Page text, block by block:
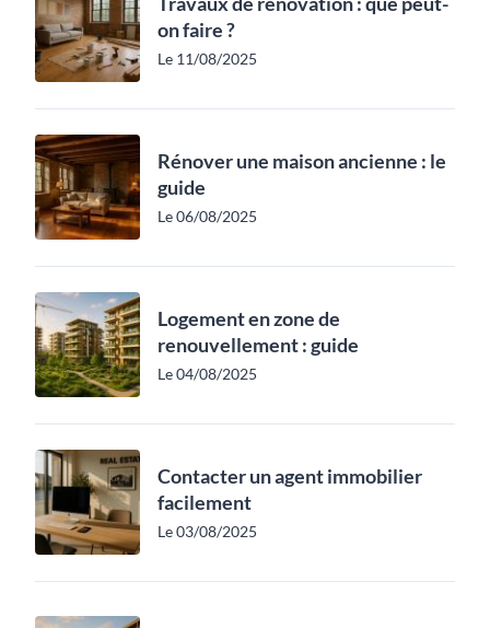
on faire ?
Le 11/08/2025
Rénover une maison ancienne : le
guide
Le 06/08/2025
Logement en zone de
renouvellement : guide
Le 04/08/2025
Contacter un agent immobilier
facilement
Le 03/08/2025